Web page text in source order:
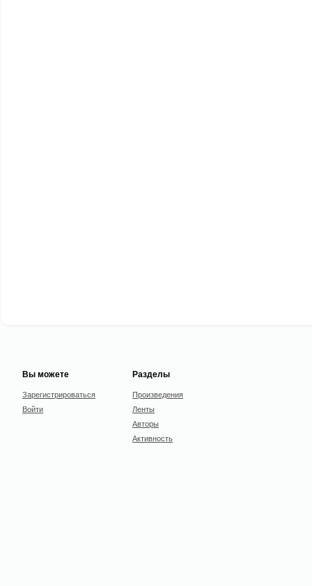
Вы можете
Зарегистрироваться
Войти
Разделы
Произведения
Ленты
Авторы
Активность